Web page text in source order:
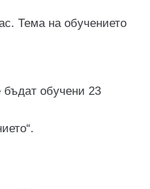
Тема на обучението
обучени 23